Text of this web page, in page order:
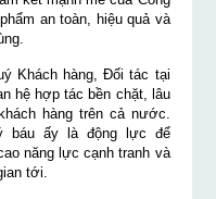
an toàn, hiệu quả và
Khách hàng, Đối tác tại
hệ hợp tác bền chặt, lâu
hàng trên cả nước.
báu ấy là động lực để
năng lực cạnh tranh và
tới.